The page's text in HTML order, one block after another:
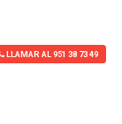
LLAMAR AL 951 38 73 49